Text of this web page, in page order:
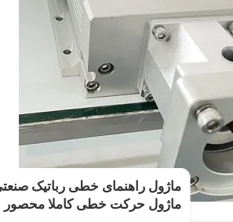
ماژول حرکت خطی کاملا محصور